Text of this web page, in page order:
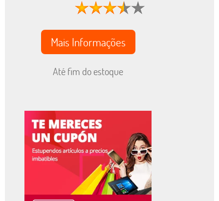
Mais Informações
Até fim do estoque